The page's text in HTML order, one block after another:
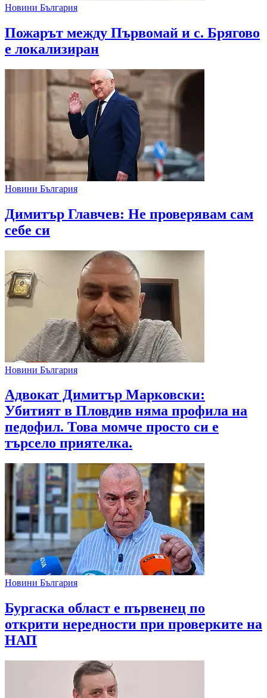
Новини България
Пожарът между Първомай и с. Брягово
е локализиран
Новини България
Димитър Главчев: Не проверявам сам
себе си
Новини България
Адвокат Димитър Марковски:
Убитият в Пловдив няма профила на
педофил. Това момче просто си е
търсело приятелка.
Новини България
Бургаска област е първенец по
открити нередности при проверките на
НАП